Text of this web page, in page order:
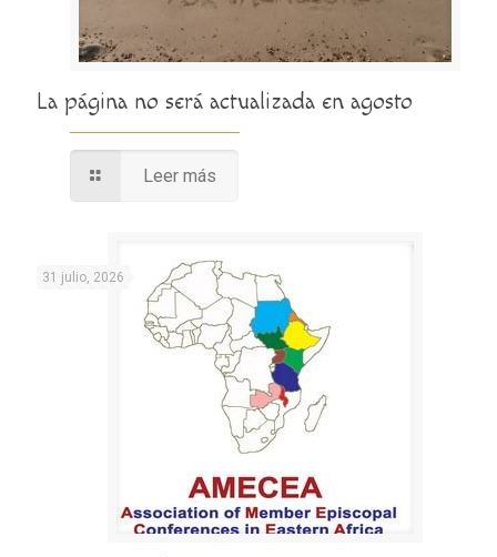
La página no será actualizada en agosto
Leer más
31 julio, 2026